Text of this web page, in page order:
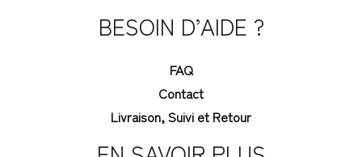
BESOIN D’AIDE ?
FAQ
Contact
Livraison, Suivi et Retour